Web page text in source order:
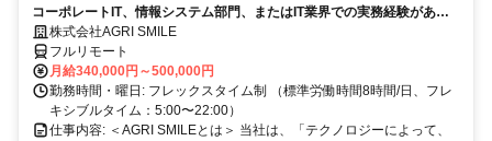
コーポレートIT、情報システム部門、またはIT業界での実務経験がある
方、大歓迎！
株式会社AGRI SMILE
フルリモート
月給340,000円～500,000円
勤務時間・曜日: フレックスタイム制 （標準労働時間8時間/日、フレ
キシブルタイム：5:00〜22:00）
仕事内容: ＜AGRI SMILEとは＞ 当社は、「テクノロジーによって、